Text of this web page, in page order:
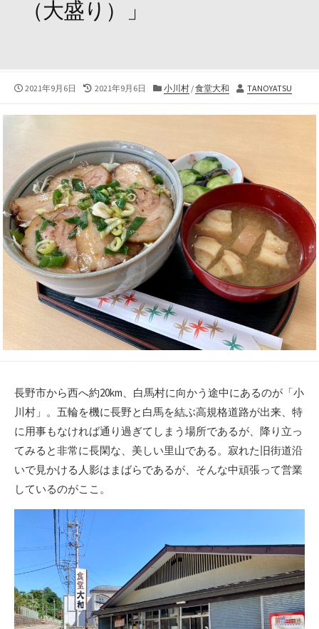
（大盛り）」
公
日
2021年9月6日
最
更
日
2021年9月6日
カ
ゴ
小川村 /食堂大和
投
者
TANOYATSU
長野市から西へ約20km、白馬村に向かう途中にあるのが「小
川村」。五輪を機に長野と白馬を結ぶ高規格道路が出来、特
に用事もなければ通り過ぎてしまう場所であるが、降り立っ
てみると非常に長閑な、美しい里山である。寂れた旧街道沿
いで見かける人影はまばらであるが、そんな中頑張って営業
しているのがここ。